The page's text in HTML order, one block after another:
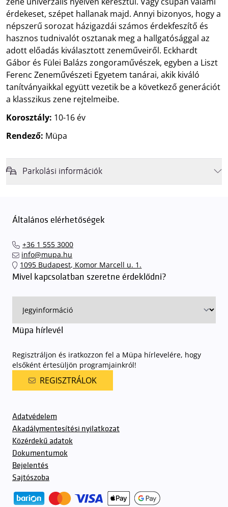
érdekeset, szépet hallanak majd. Annyi bizonyos, hogy a
népszerű sorozat házigazdái számos érdekfeszítő és
hasznos tudnivalót osztanak meg a hallgatósággal az
adott előadás kiválasztott zeneműveiről. Eckhardt
Gábor és Fülei Balázs zongoraművészek, egyben a Liszt
Ferenc Zeneművészeti Egyetem tanárai, akik kiváló
tanítványaikkal együtt vezetik be a következő generációt
a klasszikus zene rejtelmeibe.
Korosztály: 10-16 év
Rendező: Müpa
Parkolási információk
érkezéskor megnövekedett várakozási idővel érdemes kalkulálni. Ezt
azt javasoljuk kedves közönségünknek, induljanak
találhassák meg a legideálisabb parkolóhelyet és
érkezhessenek meg előadásainkra
sorompókat rendszámfelismerő automatika nyitja.
ingyenes azon vendégeink számára, akik egy aznapi fizetős
rendjének részletes leírásaelérhető itt.
Általános elérhetőségek
+36 1 555 3000
info@mupa.hu
1095 Budapest, Komor Marcell u. 1.
Mivel kapcsolatban szeretne érdeklődni?
Müpa hírlevél
Regisztráljon és iratkozzon fel a Müpa hírlevelére, hogy
elsőként értesüljön programjainkról!
REGISZTRÁLOK
Adatvédelem
Akadálymentesítési nyilatkozat
Közérdekű adatok
Dokumentumok
Bejelentés
Sajtószoba